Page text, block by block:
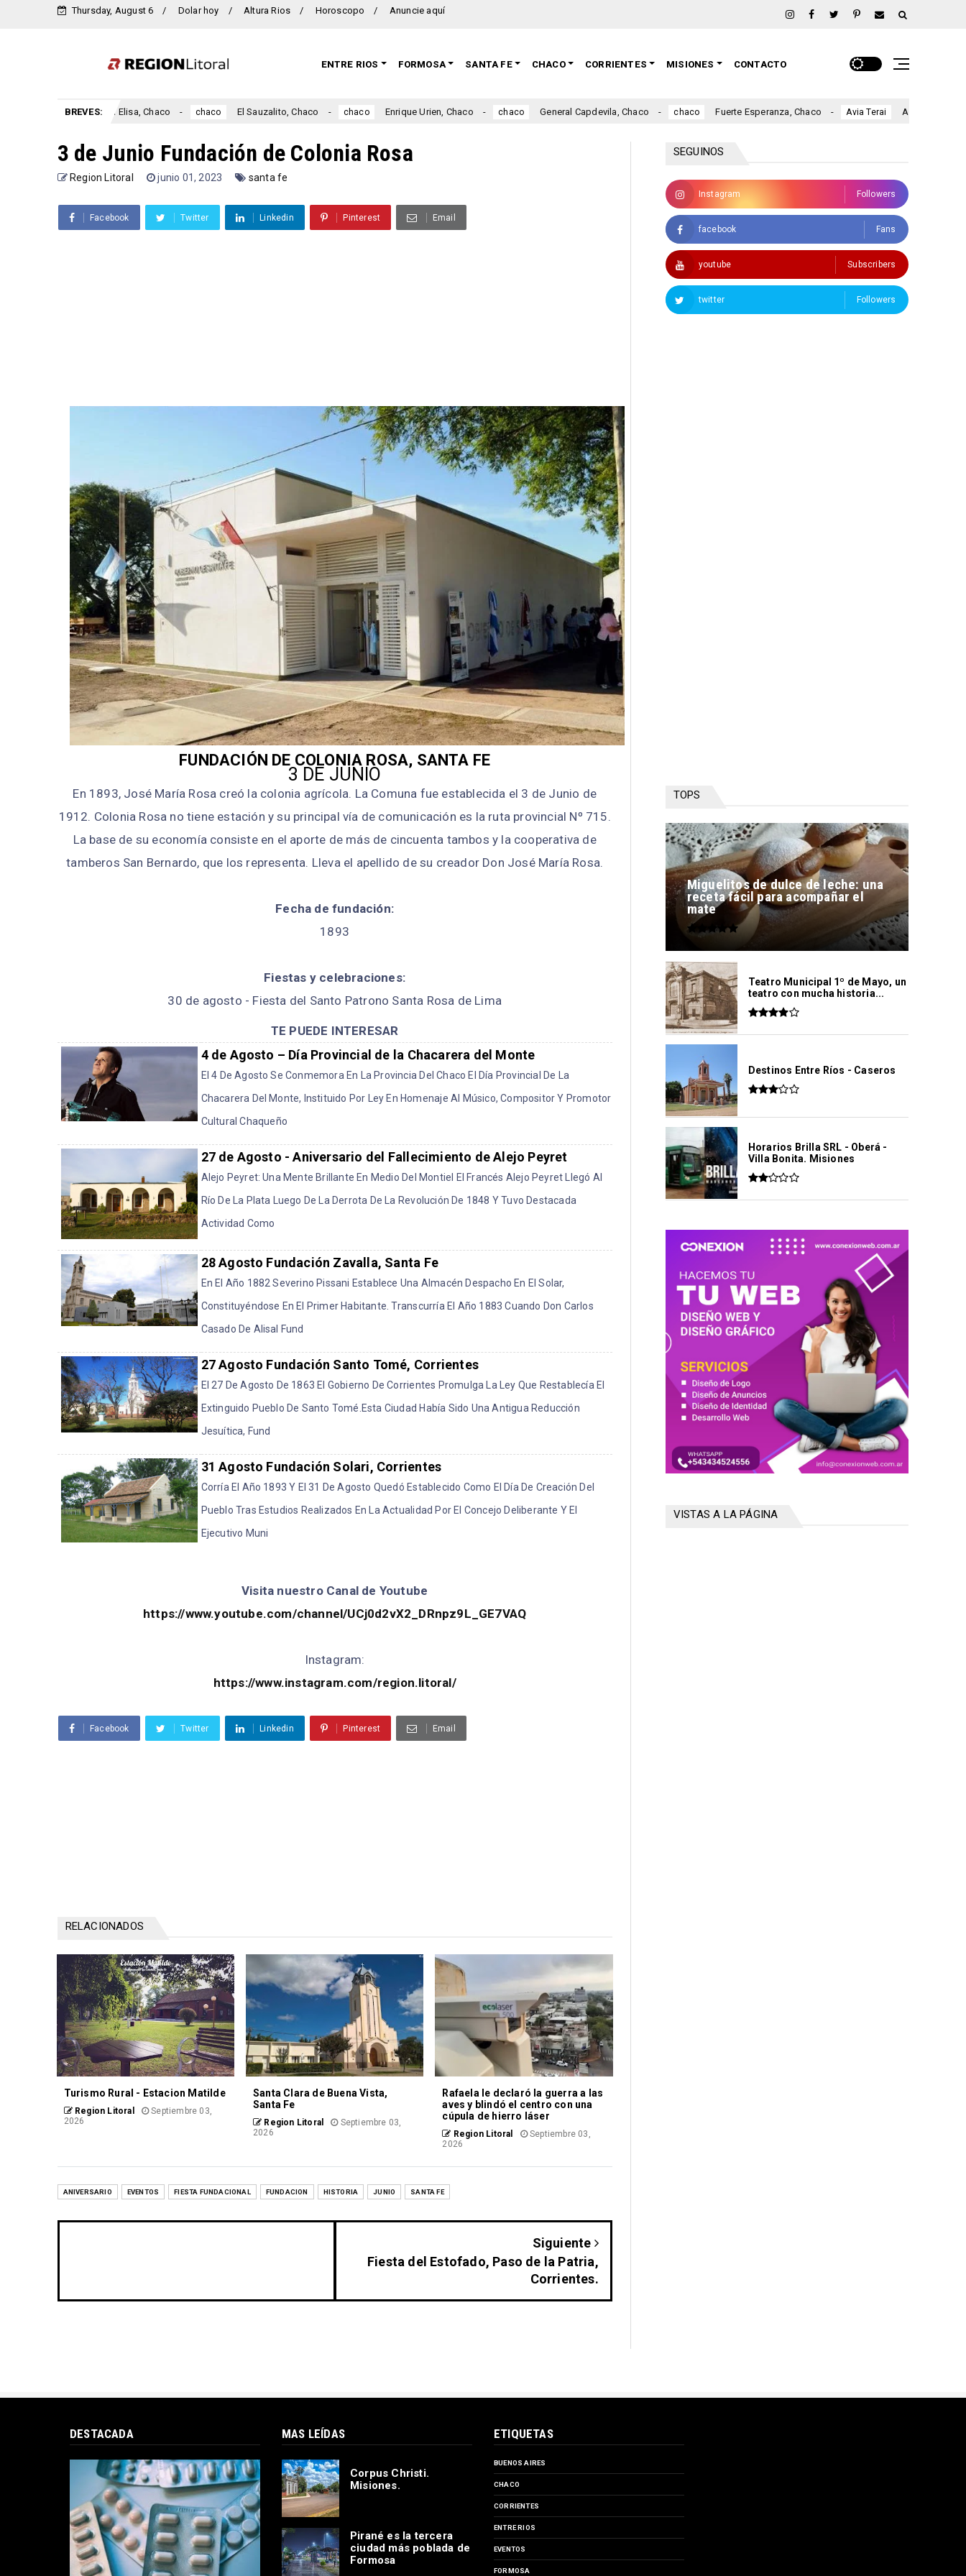
Thursday, August 6 Dolar hoy Altura Rios Horoscopo Anuncie aquí
ENTRE RIOS FORMOSA SANTA FE CHACO CORRIENTES MISIONES CONTACTO
BREVES:
Colonia Elisa, Chaco chaco El Sauzalito, Chaco chaco Enrique Urien, Chaco chaco General Capdevila, Chaco chaco Fuerte Esperanza, Chaco Avia Terai Avia Terai, Chaco
3 de Junio Fundación de Colonia Rosa
Region Litoral junio 01, 2023 santa fe
Facebook Twitter Linkedin Pinterest Email
FUNDACIÓN DE COLONIA ROSA, SANTA FE
3 DE JUNIO
En 1893, José María Rosa creó la colonia agrícola. La Comuna fue establecida el 3 de Junio de
1912. Colonia Rosa no tiene estación y su principal vía de comunicación es la ruta provincial Nº 715.
La base de su economía consiste en el aporte de más de cincuenta tambos y la cooperativa de
tamberos San Bernardo, que los representa. Lleva el apellido de su creador Don José María Rosa.
Fecha de fundación:
1893
Fiestas y celebraciones:
30 de agosto - Fiesta del Santo Patrono Santa Rosa de Lima
TE PUEDE INTERESAR
4 de Agosto – Día Provincial de la Chacarera del Monte
El 4 De Agosto Se Conmemora En La Provincia Del Chaco El Día Provincial De La
Chacarera Del Monte, Instituido Por Ley En Homenaje Al Músico, Compositor Y Promotor
Cultural Chaqueño
27 de Agosto - Aniversario del Fallecimiento de Alejo Peyret
Alejo Peyret: Una Mente Brillante En Medio Del Montiel El Francés Alejo Peyret Llegó Al
Río De La Plata Luego De La Derrota De La Revolución De 1848 Y Tuvo Destacada
Actividad Como
28 Agosto Fundación Zavalla, Santa Fe
En El Año 1882 Severino Pissani Establece Una Almacén Despacho En El Solar,
Constituyéndose En El Primer Habitante. Transcurría El Año 1883 Cuando Don Carlos
Casado De Alisal Fund
27 Agosto Fundación Santo Tomé, Corrientes
El 27 De Agosto De 1863 El Gobierno De Corrientes Promulga La Ley Que Restablecía El
Extinguido Pueblo De Santo Tomé.esta Ciudad Había Sido Una Antigua Reducción
Jesuítica, Fund
31 Agosto Fundación Solari, Corrientes
Corría El Año 1893 Y El 31 De Agosto Quedó Establecido Como El Día De Creación Del
Pueblo Tras Estudios Realizados En La Actualidad Por El Concejo Deliberante Y El
Ejecutivo Muni
Visita nuestro Canal de Youtube
https://www.youtube.com/channel/UCj0d2vX2_DRnpz9L_GE7VAQ
Instagram:
https://www.instagram.com/region.litoral/
Facebook Twitter Linkedin Pinterest Email
RELACIONADOS
Turismo Rural - Estacion Matilde
Region Litoral
Septiembre 03,
2026
Santa Clara de Buena Vista,
Santa Fe
Region Litoral
Septiembre 03,
2026
Rafaela le declaró la guerra a las
aves y blindó el centro con una
cúpula de hierro láser
Region Litoral
Septiembre 03,
2026
ANIVERSARIO EVENTOS FIESTA FUNDACIONAL FUNDACION HISTORIA JUNIO SANTA FE
Siguiente
Fiesta del Estofado, Paso de la Patria,
Corrientes.
SEGUINOS
Instagram Followers
facebook Fans
youtube Subscribers
twitter Followers
TOPS
Miguelitos de dulce de leche: una
receta fácil para acompañar el
mate
Teatro Municipal 1º de Mayo, un
teatro con mucha historia...
Destinos Entre Ríos - Caseros
Horarios Brilla SRL - Oberá -
Villa Bonita. Misiones
VISTAS A LA PÁGINA
DESTACADA MAS LEÍDAS
Corpus Christi.
Misiones.
Pirané es la tercera
ciudad más poblada de
Formosa
ETIQUETAS
BUENOS AIRES
CHACO
CORRIENTES
ENTRE RIOS
EVENTOS
FORMOSA